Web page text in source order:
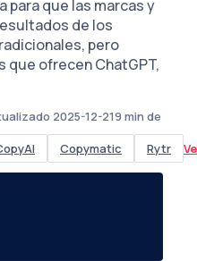
para que las marcas y
de los
pero
ofrecen ChatGPT,
2025-12-219 min de
Copymatic Rytr